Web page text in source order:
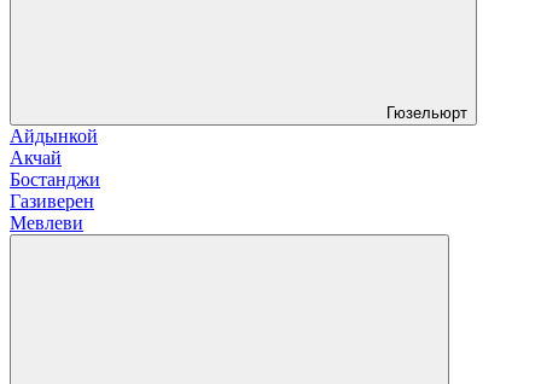
Гюзельюрт
Айдынкой
Акчай
Бостанджи
Газиверен
Мевлеви